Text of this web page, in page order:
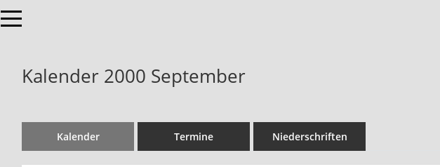
Toggle navigation
Kalender 2000 September
Kalender Termine Niederschriften